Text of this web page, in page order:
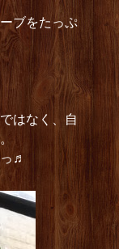
ブをたっぷ
はなく、自
♬